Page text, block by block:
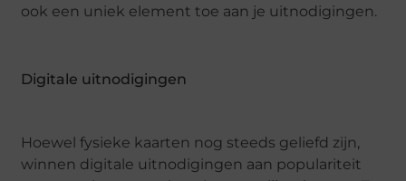
ook een uniek element toe aan je uitnodigingen.
Digitale uitnodigingen
Hoewel fysieke kaarten nog steeds geliefd zijn,
winnen digitale uitnodigingen aan populariteit